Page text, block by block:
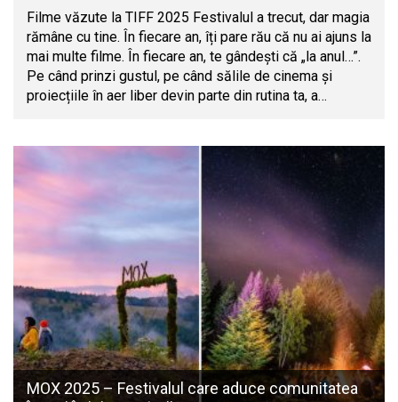
Filme văzute la TIFF 2025 Festivalul a trecut, dar magia
rămâne cu tine. În fiecare an, îți pare rău că nu ai ajuns la
mai multe filme. În fiecare an, te gândești că „la anul…”.
Pe când prinzi gustul, pe când sălile de cinema și
proiecțiile în aer liber devin parte din rutina ta, a…
MOX 2025 – Festivalul care aduce comunitatea